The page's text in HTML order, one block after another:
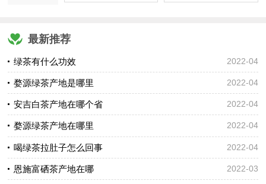
最新推荐
绿茶有什么功效 2022-04
婺源绿茶产地是哪里 2022-04
安吉白茶产地在哪个省 2022-04
婺源绿茶产地在哪里 2022-04
喝绿茶拉肚子怎么回事 2022-04
恩施富硒茶产地在哪 2022-03